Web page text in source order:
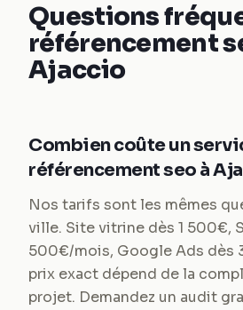
Questions
référencement
Ajaccio
Combien coûte un
référencement seo à
Nos tarifs sont les mêmes
ville. Site vitrine dès 1 500€,
500€/mois, Google Ads dès
prix exact dépend de la
projet. Demandez un audit